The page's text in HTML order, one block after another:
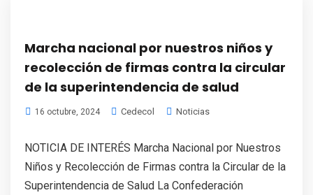
Marcha nacional por nuestros niños y
recolección de firmas contra la circular
de la superintendencia de salud
16 octubre, 2024 Cedecol Noticias
NOTICIA DE INTERÉS Marcha Nacional por Nuestros
Niños y Recolección de Firmas contra la Circular de la
Superintendencia de Salud La Confederación